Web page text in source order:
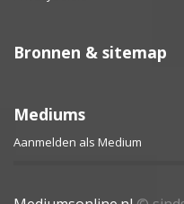
Bronnen & sitemap
Mediums
Aanmelden als Medium